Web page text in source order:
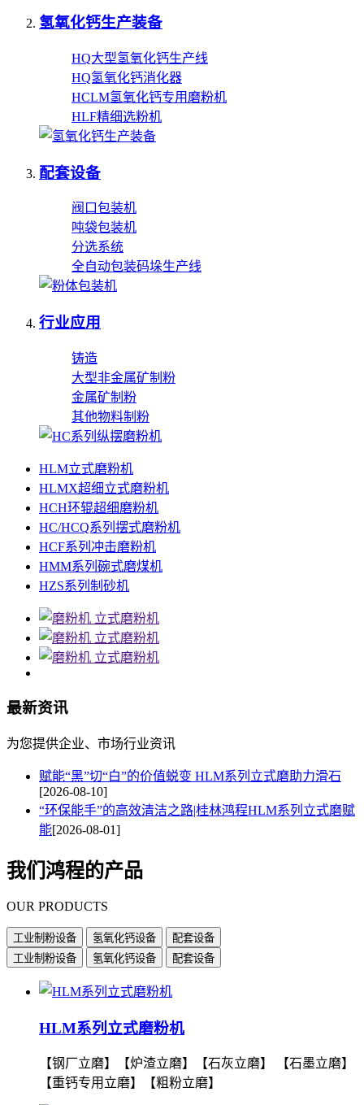
氢氧化钙生产装备
HQ大型氢氧化钙生产线
HQ氢氧化钙消化器
HCLM氢氧化钙专用磨粉机
HLF精细选粉机
配套设备
阀口包装机
吨袋包装机
分选系统
全自动包装码垛生产线
行业应用
铸造
大型非金属矿制粉
金属矿制粉
其他物料制粉
HLM立式磨粉机
HLMX超细立式磨粉机
HCH环辊超细磨粉机
HC/HCQ系列摆式磨粉机
HCF系列冲击磨粉机
HMM系列碗式磨煤机
HZS系列制砂机
最新资讯
为您提供企业、市场行业资讯
赋能“黑”切“白”的价值蜕变 HLM系列立式磨助力滑石
[2026-08-10]
“环保能手”的高效清洁之路|桂林鸿程HLM系列立式磨赋
能[2026-08-01]
我们鸿程的产品
OUR PRODUCTS
工业制粉设备 氢氧化钙设备
配套设备
工业制粉设备
氢氧化钙设备 配套设备
HLM系列立式磨粉机
【钢厂立磨】【炉渣立磨】【石灰立磨】 【石墨立磨】
【重钙专用立磨】【粗粉立磨】